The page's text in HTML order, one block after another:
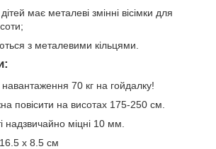
має металеві змінні вісімки для
з металевими кільцями.
70 кг на гойдалку!
повісити на висотах 175-250 см.
надзвичайно міцні 10 мм.
х 8.5 см